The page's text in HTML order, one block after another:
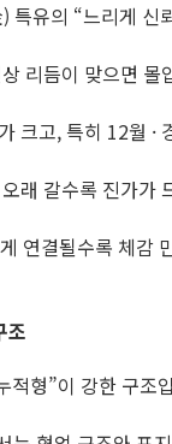
특유의 “느리게 신
리듬이 맞으면 몰
크고, 특히 12월 ·
래 갈수록 진가가
연결될수록 체감
조
적형”이 강한 구조